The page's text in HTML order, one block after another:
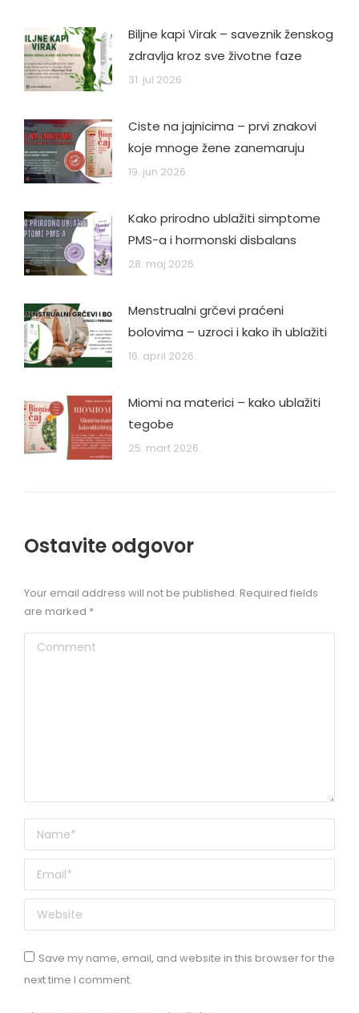
Biljne kapi Virak – saveznik ženskog
zdravlja kroz sve životne faze
31. jul 2026.
Ciste na jajnicima – prvi znakovi
koje mnoge žene zanemaruju
19. jun 2026.
Kako prirodno ublažiti simptome
PMS-a i hormonski disbalans
28. maj 2026.
Menstrualni grčevi praćeni
bolovima – uzroci i kako ih ublažiti
16. april 2026.
Miomi na materici – kako ublažiti
tegobe
25. mart 2026.
Ostavite odgovor
Your email address will not be published. Required fields
are marked *
Comment
Name *
Email *
Website
Save my name, email, and website in this browser for the
next time I comment.